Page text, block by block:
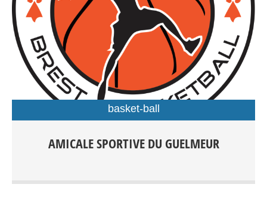
ans Hors compétition : + 18 ans Kévin Abjean : 06 66 11
basket-ball
AMICALE SPORTIVE DU GUELMEUR